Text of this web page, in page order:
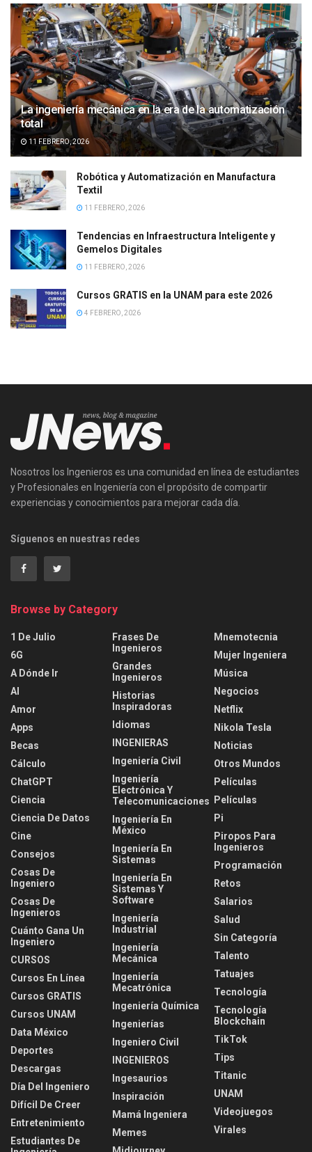
La ingeniería mecánica en la era de la automatización
total
11 FEBRERO, 2026
Robótica y Automatización en Manufactura
Textil
11 FEBRERO, 2026
Tendencias en Infraestructura Inteligente y
Gemelos Digitales
11 FEBRERO, 2026
Cursos GRATIS en la UNAM para este 2026
4 FEBRERO, 2026
Nosotros los Ingenieros es una comunidad en línea de estudiantes
y Profesionales en Ingeniería con el propósito de compartir
experiencias y conocimientos para mejorar cada día.
Síguenos en nuestras redes
Browse by Category
1 De Julio
6G
A Dónde Ir
AI
Amor
Apps
Becas
Cálculo
ChatGPT
Ciencia
Ciencia De Datos
Cine
Consejos
Cosas De
Ingeniero
Cosas De
Ingenieros
Cuánto Gana Un
Ingeniero
CURSOS
Cursos En Línea
Cursos GRATIS
Cursos UNAM
Data México
Deportes
Descargas
Día Del Ingeniero
Difícil De Creer
Entretenimiento
Estudiantes De
Frases De
Ingenieros
Grandes
Ingenieros
Historias
Inspiradoras
Idiomas
INGENIERAS
Ingeniería Civil
Ingeniería
Electrónica Y
Telecomunicaciones
Ingeniería En
México
Ingeniería En
Sistemas
Ingeniería En
Sistemas Y
Software
Ingeniería
Industrial
Ingeniería
Mecánica
Ingeniería
Mecatrónica
Ingeniería Química
Ingenierías
Ingeniero Civil
INGENIEROS
Ingesaurios
Inspiración
Mamá Ingeniera
Memes
Mnemotecnia
Mujer Ingeniera
Música
Negocios
Netflix
Nikola Tesla
Noticias
Otros Mundos
Películas
Películas
Pi
Piropos Para
Ingenieros
Programación
Retos
Salarios
Salud
Sin Categoría
Talento
Tatuajes
Tecnología
Tecnología
Blockchain
TikTok
Tips
Titanic
UNAM
Videojuegos
Virales